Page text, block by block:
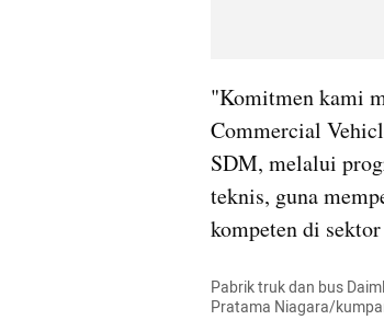
"Komitmen kami
Commercial
SDM, melalui
teknis, guna
kompeten di
Pabrik truk dan bus
Pratama Niagara/